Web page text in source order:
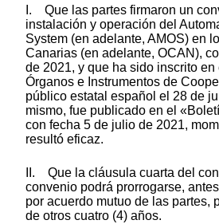
I. Que las partes firmaron un
instalación y operación del
System (en adelante, AMOS) en
Canarias (en adelante, OCAN),
de 2021, y que ha sido inscrito
Órganos e Instrumentos de
público estatal español el 28 de
mismo, fue publicado en el
con fecha 5 de julio de 2021,
resultó eficaz.
II. Que la cláusula cuarta del
convenio podrá prorrogarse,
por acuerdo mutuo de las partes,
de otros cuatro (4) años.